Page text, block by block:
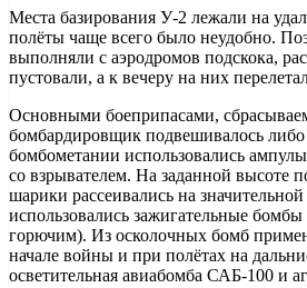
Места базирования У-2 лежали на
полёты чаще всего было неудобно.
выполняли с аэродромов подскока,
пустовали, а к вечеру на них
Основными боеприпасами,
бомбардировщик подвешивалось
бомбометании использовались
со взрывателем. На заданной высоте
шарики рассеивались на
использовались зажигательные
горючим). Из осколочных бомб
начале войны и при полётах на
осветительная авиабомба САБ-100 и